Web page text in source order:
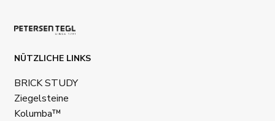
NÜTZLICHE LINKS
BRICK STUDY
Ziegelsteine
Kolumba™